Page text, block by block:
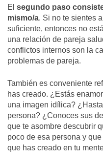
El segundo paso
mismo/a. Si no te sientes
suficiente, entonces no
una relación de pareja
conflictos internos son la
problemas de pareja.
También es conveniente
has creado. ¿Estás
una imagen idílica?
persona? ¿Conoces sus
que te asombre descubrir
poco de esa persona y
que has creado en tu